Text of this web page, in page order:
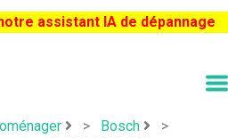
assistant IA de dépannage
> Bosch
>